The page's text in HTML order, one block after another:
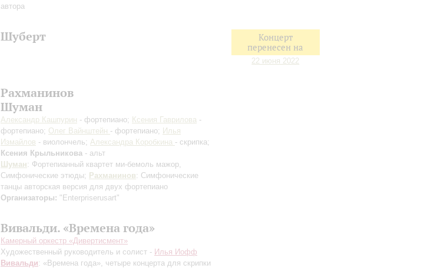
автора
Шуберт
Концерт
перенесен на
22 июня 2022
Рахманинов
Шуман
Александр Кашпурин - фортепиано; Ксения Гаврилова -
фортепиано; Олег Вайнштейн - фортепиано; Илья
Измайлов - виолончель; Александра Коробкина - скрипка;
Ксения Крыльникова - альт
Шуман: Фортепианный квартет ми-бемоль мажор,
Симфонические этюды; Рахманинов: Симфонические
танцы авторская версия для двух фортепиано
Организаторы: "Enterpriserusart"
Вивальди. «Времена года»
Камерный оркестр «Дивертисмент»
Художественный руководитель и солист - Илья Иофф
Вивальди: «Времена года», четыре концерта для скрипки